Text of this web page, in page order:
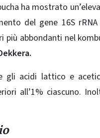
ha mostrato
del gene 16S
più abbondanti nel
gli acidi lattico e
all’1% ciascuno.